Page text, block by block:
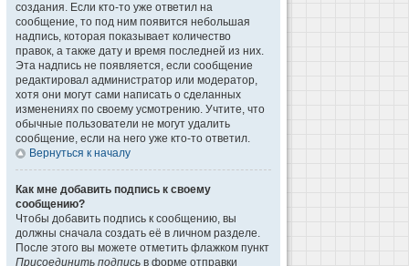
создания. Если кто-то уже ответил на
сообщение, то под ним появится небольшая
надпись, которая показывает количество
правок, а также дату и время последней из них.
Эта надпись не появляется, если сообщение
редактировал администратор или модератор,
хотя они могут сами написать о сделанных
изменениях по своему усмотрению. Учтите, что
обычные пользователи не могут удалить
сообщение, если на него уже кто-то ответил.
Вернуться к началу
Как мне добавить подпись к своему
сообщению?
Чтобы добавить подпись к сообщению, вы
должны сначала создать её в личном разделе.
После этого вы можете отметить флажком пункт
Присоединить подпись в форме отправки